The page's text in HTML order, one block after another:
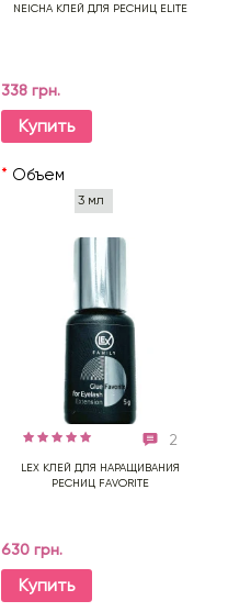
NEICHA КЛЕЙ ДЛЯ РЕСНИЦ ELITE
338 грн.
Купить
* Объем
3 мл
2
LEX КЛЕЙ ДЛЯ НАРАЩИВАНИЯ
РЕСНИЦ FAVORITE
630 грн.
Купить